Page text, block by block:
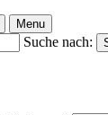
Menu
Suche nach: